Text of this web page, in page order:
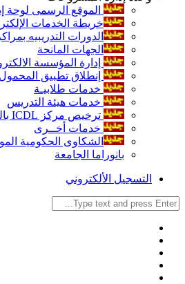
الموقع الرسمى لوحة
خريطة الخدمات
الدورات التدريبيه
الجهات المانحة
إدارة المؤسسة
إنطلاق تطبيق المحمول
خدمات طلابيـة
خدمات هيئة التدريس
ترخيص مركز ICDL بالجامعة
خدمات أخــرى
الشكاوى الحكومية
بانوراما الجامعة
التسجيل الألكتروني